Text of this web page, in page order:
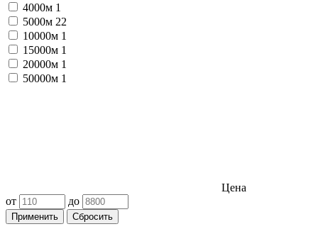
4000м 1
5000м 22
10000м 1
15000м 1
20000м 1
50000м 1
Цена
от
до
Применить Сбросить